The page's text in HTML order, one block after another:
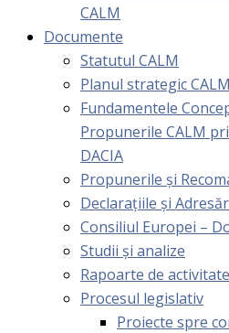
CALM
Documente
Statutul CALM
Planul strategic CALM
Fundamentele
Propunerile CALM
DACIA
Propunerile și
Declarațiile și
Consiliul Europei –
Studii și analize
Rapoarte de activitate
Procesul legislativ
Proiecte spre